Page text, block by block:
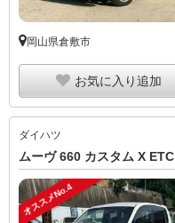
岡山県倉敷市
お気に入り追加
ダイハツ
ムーヴ 660 カスタム X
オススメNo.4